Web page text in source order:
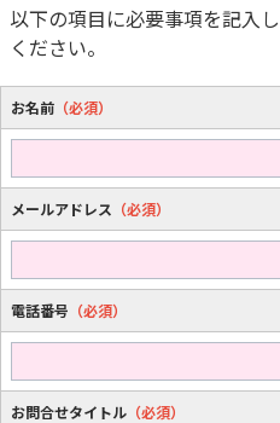
以下の項目に必要事項を記入
ください。
お名前 （必須）
メールアドレス （必須）
電話番号 （必須）
お問合せタイトル （必須）